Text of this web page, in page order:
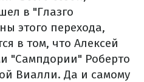
в "Глазго
этого перехода,
в том, что Алексей
"Сампдории" Роберто
Виалли. Да и самому